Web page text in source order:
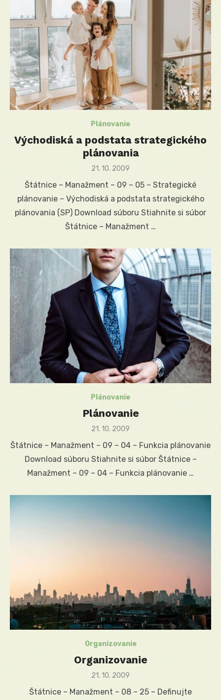
Plánovanie
Východiská a podstata strategického
plánovania
Posted
21. 10. 2009
Štátnice – Manažment – 09 – 05 – Strategické
plánovanie – Východiská a podstata strategického
plánovania (SP) Download súboru Stiahnite si súbor
Štátnice – Manažment …
Plánovanie
Plánovanie
Posted
21. 10. 2009
Štátnice – Manažment – 09 – 04 – Funkcia plánovanie
Download súboru Stiahnite si súbor Štátnice –
Manažment – 09 – 04 – Funkcia plánovanie …
Organizovanie
Organizovanie
Posted
21. 10. 2009
Štátnice – Manažment – 08 – 25 – Definujte